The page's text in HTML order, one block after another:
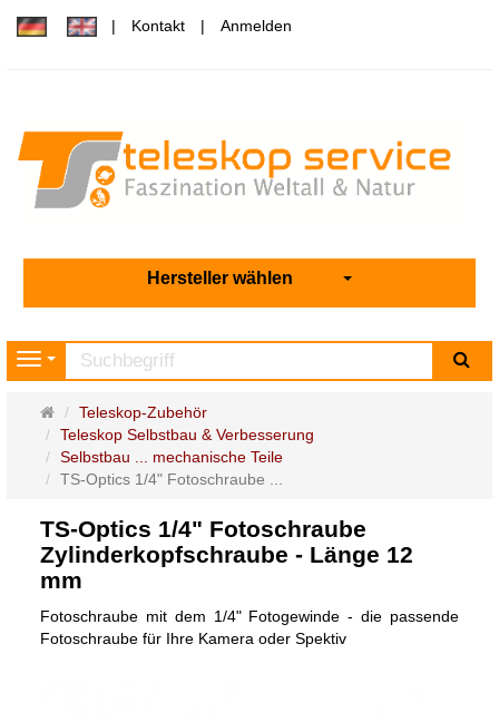
Kontakt Anmelden
Hersteller wählen
Navigation
Startseite
Teleskop-Zubehör
Teleskop Selbstbau & Verbesserung
Selbstbau ... mechanische Teile
TS-Optics 1/4" Fotoschraube ...
TS-Optics 1/4" Fotoschraube
Zylinderkopfschraube - Länge 12
mm
Fotoschraube mit dem 1/4" Fotogewinde - die passende
Fotoschraube für Ihre Kamera oder Spektiv